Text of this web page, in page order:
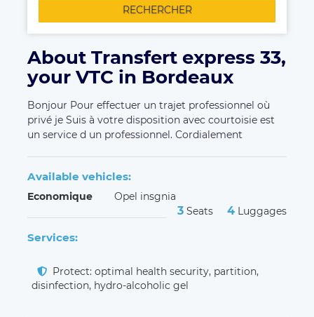
RECHERCHER
About Transfert express 33,
your VTC in Bordeaux
Bonjour Pour effectuer un trajet professionnel où
privé je Suis à votre disposition avec courtoisie est
un service d un professionnel. Cordialement
Available vehicles:
Economique Opel insgnia
3 Seats 4 Luggages
Services:
Protect: optimal health security, partition,
disinfection, hydro-alcoholic gel